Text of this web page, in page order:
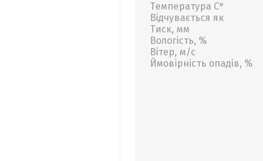
Температура С°
Відчувається як
Тиск, мм
Вологість, %
Вітер, м/с
Ймовірність опадів, %